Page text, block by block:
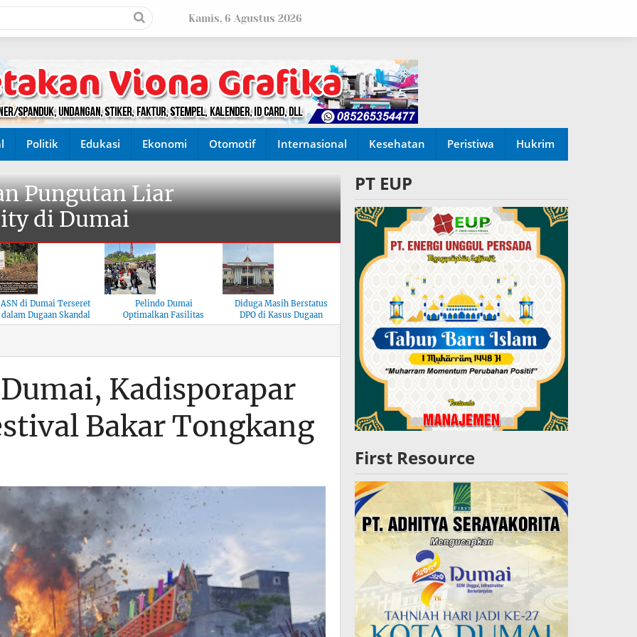
Kamis, 6 Agustus 2026
Politik Edukasi Ekonomi Otomotif Internasional Kesehatan Peristiwa Hukrim
Pungutan Liar
di Dumai
ASN di Dumai Terseret
dalam Dugaan Skandal
Integritas Aparatur
Pelindo Dumai
Optimalkan Fasilitas
untuk Kenyamanan Arus
Diduga Masih Berstatus
DPO di Kasus Dugaan
Pemalsuan Paspor, Polres
Kadisporapar
Bakar Tongkang
PT EUP
First Resource